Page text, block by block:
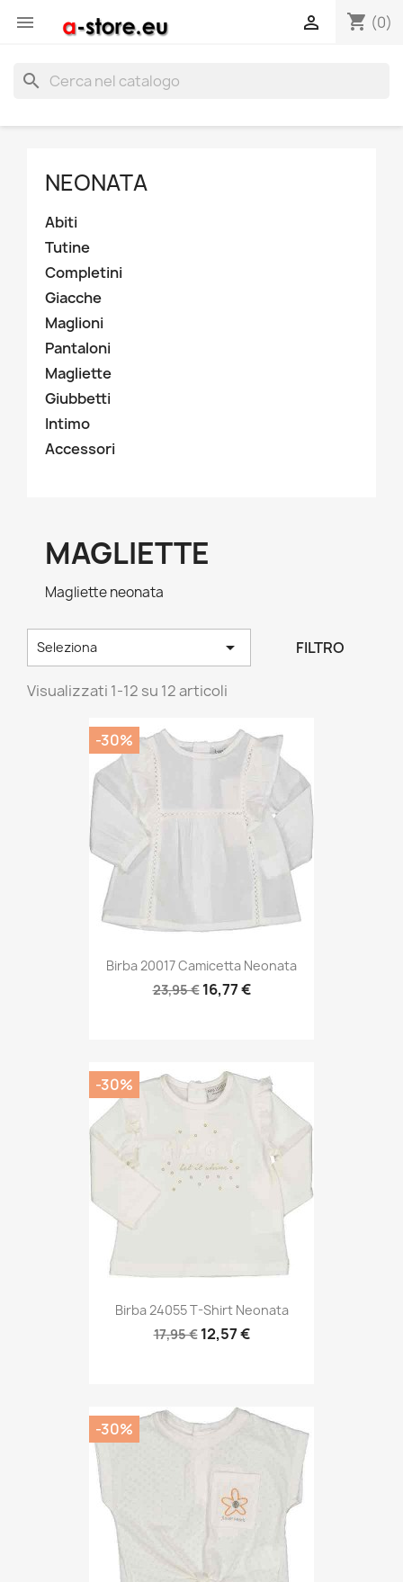
 shopping_cart (0)

search
NEONATA
Abiti
Tutine
Completini
Giacche
Maglioni
Pantaloni
Magliette
Giubbetti
Intimo
Accessori
MAGLIETTE
Magliette neonata
Seleziona  FILTRO
Visualizzati 1-12 su 12 articoli
Birba 20017 Camicetta Neonata
23,95 € 16,77 €
-30%
Birba 24055 T-Shirt Neonata
17,95 € 12,57 €
-30%
-30%